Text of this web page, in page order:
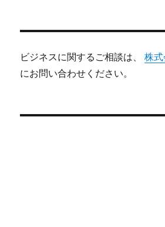
ビジネスに関するご相談は、株
にお問い合わせください。